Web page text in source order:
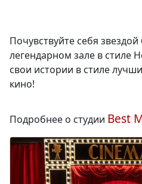
Почувствуйте себя
легендарном зале в стиле
свои истории в стиле
кино!
Подробнее о студии Best